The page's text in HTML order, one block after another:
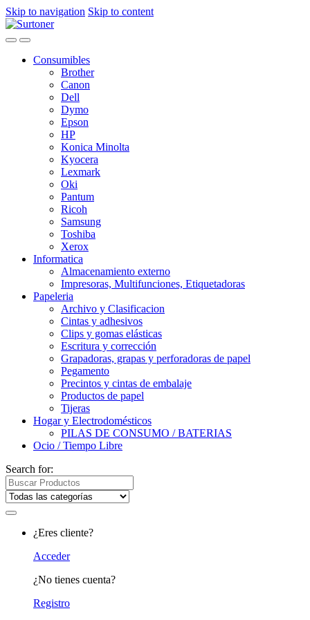
Skip to navigation Skip to content
Consumibles
Brother
Canon
Dell
Dymo
Epson
HP
Konica Minolta
Kyocera
Lexmark
Oki
Pantum
Ricoh
Samsung
Toshiba
Xerox
Informatica
Almacenamiento externo
Impresoras, Multifunciones, Etiquetadoras
Papeleria
Archivo y Clasificacion
Cintas y adhesivos
Clips y gomas elásticas
Escritura y corrección
Grapadoras, grapas y perforadoras de papel
Pegamento
Precintos y cintas de embalaje
Productos de papel
Tijeras
Hogar y Electrodomésticos
PILAS DE CONSUMO / BATERIAS
Ocio / Tiempo Libre
Search for:
¿Eres cliente?
Acceder
¿No tienes cuenta?
Registro